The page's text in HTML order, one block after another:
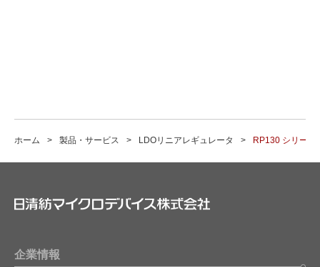
ホーム 製品・サービス LDOリニアレギュレータ RP130 シリーズ
企業情報